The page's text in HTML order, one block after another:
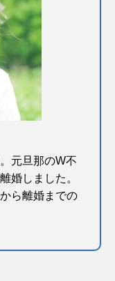
元旦那のW不
婚しました。
ら離婚までの